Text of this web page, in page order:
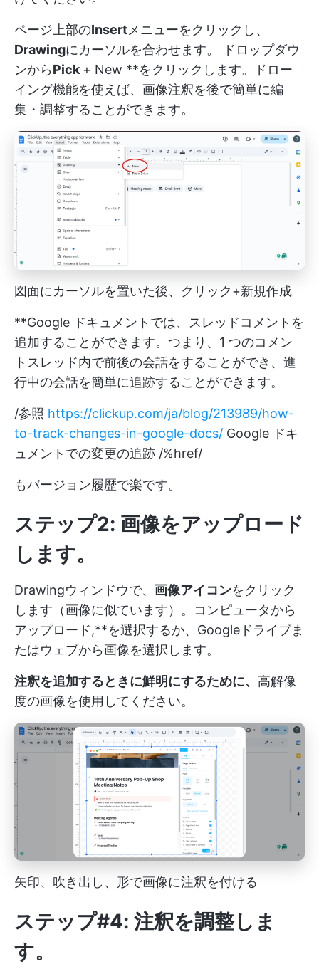
ページ上部のInsertメニューをクリックし、
Drawingにカーソルを合わせます。 ドロップダウ
ンからPick + New **をクリックします。ドロー
イング機能を使えば、画像注釈を後で簡単に編
集・調整することができます。
図面にカーソルを置いた後、クリック+新規作成
**Google ドキュメントでは、スレッドコメントを
追加することができます。つまり、1 つのコメン
トスレッド内で前後の会話をすることができ、進
行中の会話を簡単に追跡することができます。
/参照 https://clickup.com/ja/blog/213989/how-
to-track-changes-in-google-docs/ Google ドキ
ュメントでの変更の追跡 /%href/
もバージョン履歴で楽です。
ステップ2: 画像をアップロード
します。
Drawingウィンドウで、 画像アイコンをクリック
します（画像に似ています）。コンピュータから
アップロード,**を選択するか、Googleドライブま
たはウェブから画像を選択します。
注釈を追加するときに鮮明にするために、 高解像
度の画像を使用してください。
矢印、吹き出し、形で画像に注釈を付ける
ステップ#4: 注釈を調整しま
す。